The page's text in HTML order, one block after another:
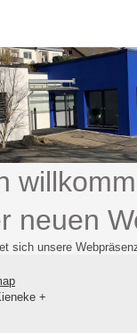
neuen
sich unsere
+